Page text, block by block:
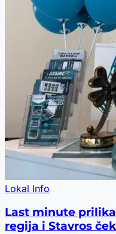
Lokal Info
Last minute
regija i Stavros